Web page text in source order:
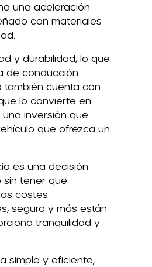
una aceleración
con materiales
y durabilidad, lo que
de conducción
también cuenta con
lo convierte en
inversión que
que ofrezca un
es una decisión
sin tener que
costes
seguro y más están
tranquilidad y
simple y eficiente,